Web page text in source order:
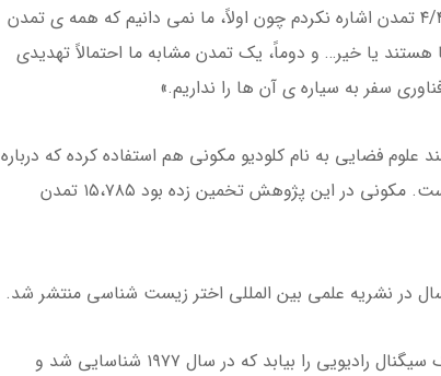
او اما می گوید: «من در مقاله ام به این ۴/۴۲ تمدن اشاره نکردم چون اولاً، ما نمی دانیم که همه ی تمدن
یا خیر… و دوماً، یک تمدن مشابه ما احتمالاً تهدیدی
سفر به سیاره ی آن ها را نداریم.»
فضایی به نام کلودیو مکونی هم استفاده کرده که درباره
ی حیات فرازمینی و مربوط به سال ۲۰۱۲ است. مکونی در این پژوهش تخمین زده بود ۱۵،۷۸۵ تمدن
در نشریه علمی بین المللی اختر زیست شناسی منتشر شد.
او در این پژوهش سعی کرده بود منشأ یک سیگنال رادیویی را بیابد که در سال ۱۹۷۷ شناسایی شد و